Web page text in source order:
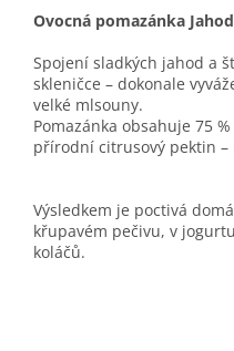
Ovocná pomazánka
Spojení sladkých jahod a
skleničce – dokonale
velké mlsouny.
Pomazánka obsahuje 75
přírodní citrusový pektin –
Výsledkem je poctivá
křupavém pečivu, v
koláčů.